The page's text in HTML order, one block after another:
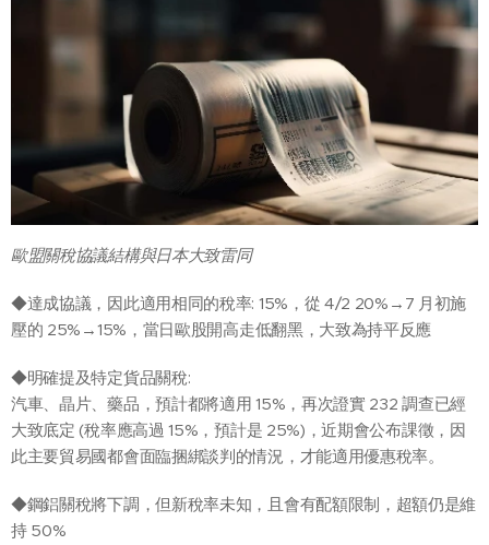
歐盟關稅協議結構與日本大致雷同
◆達成協議，因此適用相同的稅率: 15%，從 4/2 20%→7 月初施
壓的 25%→15%，當日歐股開高走低翻黑，大致為持平反應
◆明確提及特定貨品關稅:
汽車、晶片、藥品，預計都將適用 15%，再次證實 232 調查已經
大致底定 (稅率應高過 15%，預計是 25%)，近期會公布課徵，因
此主要貿易國都會面臨捆綁談判的情況，才能適用優惠稅率。
◆鋼鋁關稅將下調，但新稅率未知，且會有配額限制，超額仍是維
持 50%